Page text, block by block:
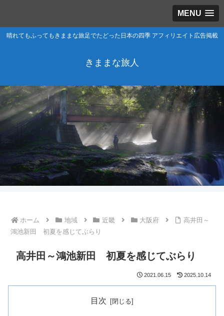
MENU
晴れてもふってもきままな旅足でたどった日本の四季 アフィリエイト広告掲載
きままな旅人
ホーム 地域 近畿 大阪府
高井田～
鴻池新田 初夏を感じてぶらり
高井田～鴻池新田 初夏を感じてぶらり
2021.06.15 2025.10.14
目次